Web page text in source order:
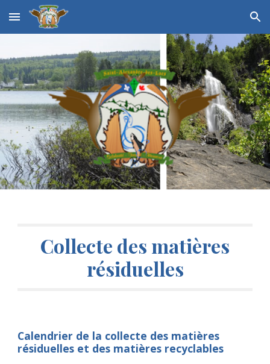
Skip to main content Skip to navigation
Collecte des matières
résiduelles
Calendrier de la collecte des matières
résiduelles et des matières recyclables